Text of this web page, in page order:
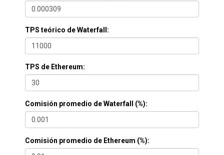
TPS teórico de Waterfall:
TPS de Ethereum:
Comisión promedio de Waterfall (%):
Comisión promedio de Ethereum (%):